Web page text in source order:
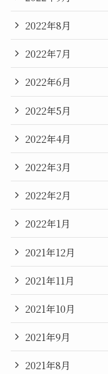
2022年8月
2022年7月
2022年6月
2022年5月
2022年4月
2022年3月
2022年2月
2022年1月
2021年12月
2021年11月
2021年10月
2021年9月
2021年8月